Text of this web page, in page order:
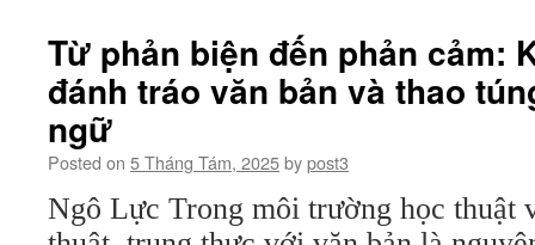
thân
như
một
tường
thuật
Từ phản biện đến phản cảm:
đánh tráo văn bản và thao
ngữ
Posted on 5 Tháng Tám, 2025bypost3
Ngô Lực Trong môi trường học thuật